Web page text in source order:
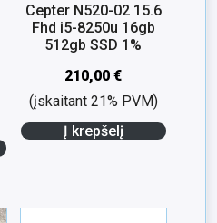
Cepter N520-02 15.6
Fhd i5-8250u 16gb
512gb SSD 1%
210,00€
(įskaitant 21% PVM)
Į krepšelį